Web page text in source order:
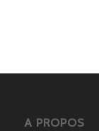
A PROPOS